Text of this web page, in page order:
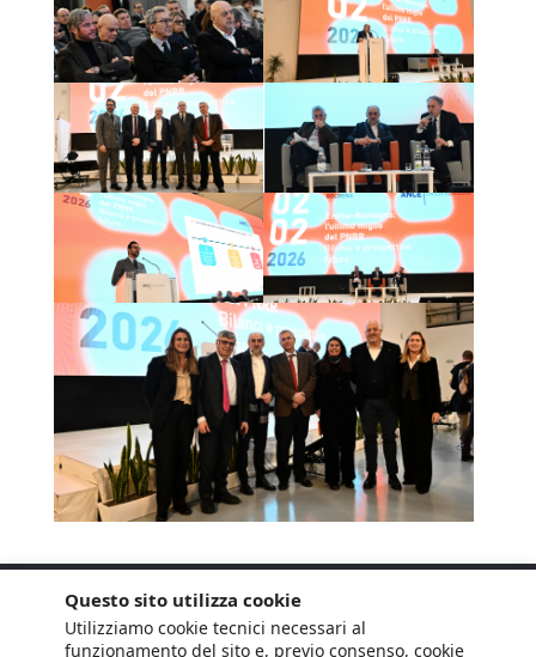
Questo sito utilizza cookie
Utilizziamo cookie tecnici necessari al
funzionamento del sito e, previo consenso, cookie